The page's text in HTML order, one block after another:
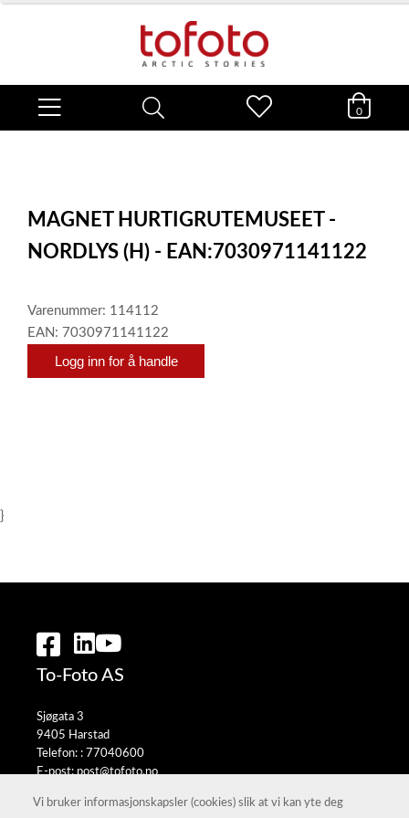
0
MAGNET HURTIGRUTEMUSEET -
NORDLYS (H) - EAN:7030971141122
Varenummer: 114112
EAN: 7030971141122
Logg inn for å handle
}
To-Foto AS
Sjøgata 3
9405 Harstad
Telefon: : 77040600
E-post:post@tofoto.no
Vi bruker informasjonskapsler (cookies) slik at vi kan yte deg